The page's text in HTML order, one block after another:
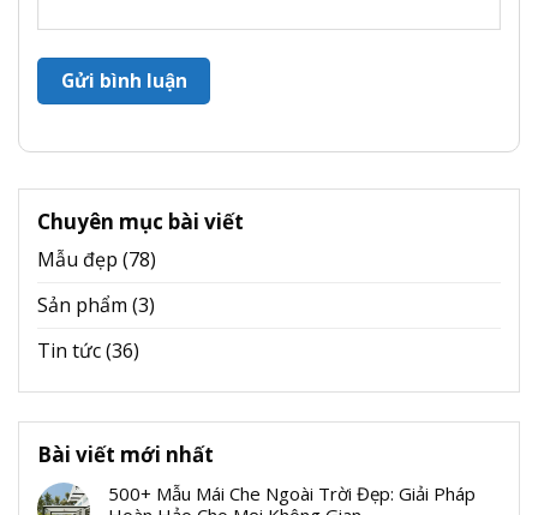
Chuyên mục bài viết
Mẫu đẹp (78)
Sản phẩm (3)
Tin tức(36)
Bài viết mới nhất
500+ Mẫu Mái Che Ngoài Trời Đẹp: Giải Pháp